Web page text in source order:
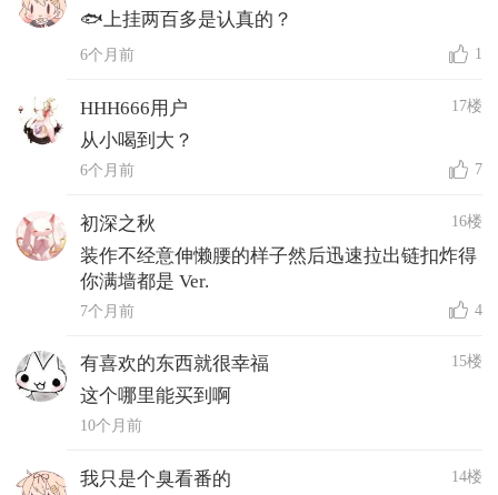
🐟上挂两百多是认真的？
6个月前 1
HHH666用户 17楼
从小喝到大？
6个月前 7
初深之秋 16楼
装作不经意伸懒腰的样子然后迅速拉出链扣炸得
你满墙都是 Ver.
7个月前 4
有喜欢的东西就很幸福 15楼
这个哪里能买到啊
10个月前
我只是个臭看番的 14楼